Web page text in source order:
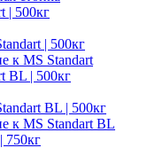
| 500кг
| 500кг
к MS Standart
BL | 500кг
BL | 500кг
к MS Standart BL
750кг